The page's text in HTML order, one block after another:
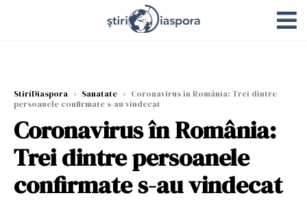
StiriDiaspora › Sanatate › Coronavirus în România: Trei dintre
persoanele confirmate s-au vindecat
Coronavirus în România:
Trei dintre persoanele
confirmate s-au vindecat